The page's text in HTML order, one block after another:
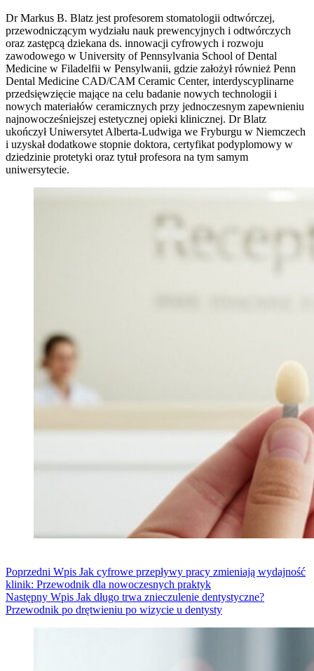
Dr Markus B. Blatz jest profesorem stomatologii odtwórczej,
przewodniczącym wydziału nauk prewencyjnych i odtwórczych
oraz zastępcą dziekana ds. innowacji cyfrowych i rozwoju
zawodowego w University of Pennsylvania School of Dental
Medicine w Filadelfii w Pensylwanii, gdzie założył również Penn
Dental Medicine CAD/CAM Ceramic Center, interdyscyplinarne
przedsięwzięcie mające na celu badanie nowych technologii i
nowych materiałów ceramicznych przy jednoczesnym zapewnieniu
najnowocześniejszej estetycznej opieki klinicznej. Dr Blatz
ukończył Uniwersytet Alberta-Ludwiga we Fryburgu w Niemczech
i uzyskał dodatkowe stopnie doktora, certyfikat podyplomowy w
dziedzinie protetyki oraz tytuł profesora na tym samym
uniwersytecie.
Poprzedni Wpis Jak cyfrowe przepływy pracy zmieniają wydajność
klinik: Przewodnik dla nowoczesnych praktyk
Następny Wpis Jak długo trwa znieczulenie dentystyczne?
Przewodnik po drętwieniu po wizycie u dentysty